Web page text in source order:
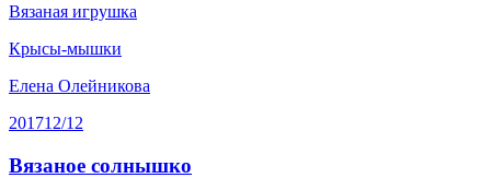
Вязаная игрушка
Крысы-мышки
Елена Олейникова
201712/12
Вязаное солнышко